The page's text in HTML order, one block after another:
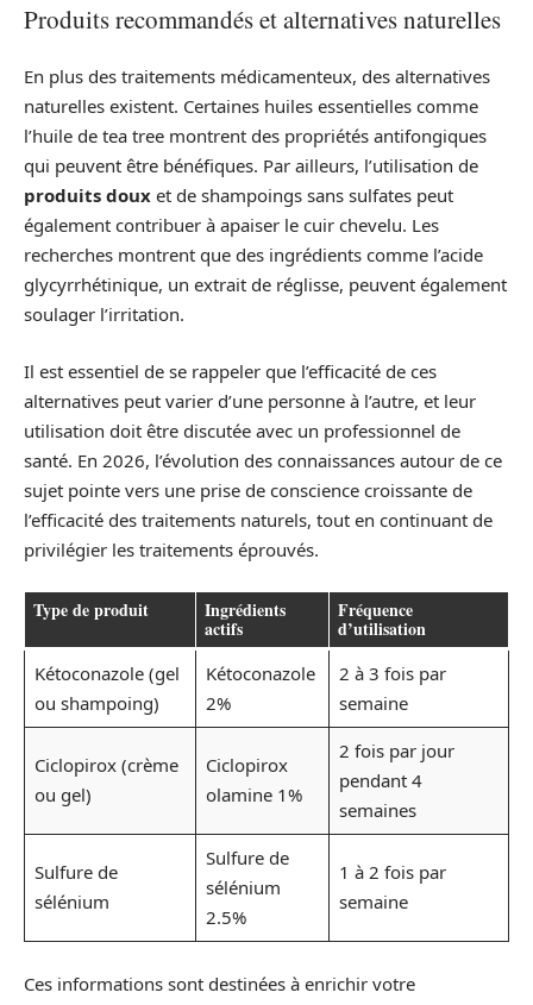
Produits recommandés et alternatives naturelles
En plus des traitements médicamenteux, des alternatives
naturelles existent. Certaines huiles essentielles comme
l’huile de tea tree montrent des propriétés antifongiques
qui peuvent être bénéfiques. Par ailleurs, l’utilisation de
produits doux et de shampoings sans sulfates peut
également contribuer à apaiser le cuir chevelu. Les
recherches montrent que des ingrédients comme l’acide
glycyrrhétinique, un extrait de réglisse, peuvent également
soulager l’irritation.
Il est essentiel de se rappeler que l’efficacité de ces
alternatives peut varier d’une personne à l’autre, et leur
utilisation doit être discutée avec un professionnel de
santé. En 2026, l’évolution des connaissances autour de ce
sujet pointe vers une prise de conscience croissante de
l’efficacité des traitements naturels, tout en continuant de
privilégier les traitements éprouvés.
Type de produit Ingrédients
actifs
Fréquence
d’utilisation
Kétoconazole (gel
ou shampoing)
Kétoconazole
2%
2 à 3 fois par
semaine
Ciclopirox (crème
ou gel)
Ciclopirox
olamine 1%
2 fois par jour
pendant 4
semaines
Sulfure de
sélénium
Sulfure de
sélénium
2.5%
1 à 2 fois par
semaine
Ces informations sont destinées à enrichir votre